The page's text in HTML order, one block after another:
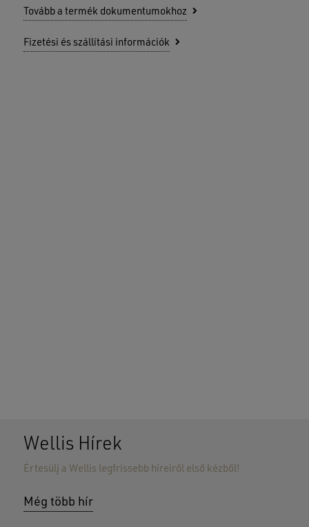
Tovább a termék dokumentumokhoz
Fizetési és szállítási információk
Wellis Hírek
Értesülj a Wellis legfrissebb híreiről első kézből!
Még több hír